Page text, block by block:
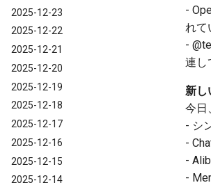
2025-12-23
2025-12-22
2025-12-21
2025-12-20
2025-12-19
2025-12-18
2025-12-17
2025-12-16
2025-12-15
2025-12-14
-
れて
-
連し
新し
今日
- シ
-
-
-